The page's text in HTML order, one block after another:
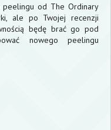
peelingu od The Ordinary
ale po Twojej recenzji
będę brać go pod
nowego peelingu